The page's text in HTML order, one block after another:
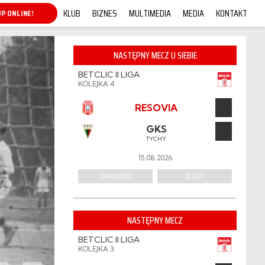
ONLINE! KLUB BIZNES MULTIMEDIA MEDIA KONTAKT
NASTĘPNY MECZ U SIEBIE
BETCLIC II LIGA
KOLEJKA 4
RESOVIA
GKS
TYCHY
15.08.2026
ZAPOWIEDŹ BILETY
NASTĘPNY MECZ
BETCLIC II LIGA
KOLEJKA 3